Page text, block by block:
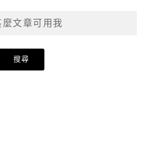
麼文章可用我